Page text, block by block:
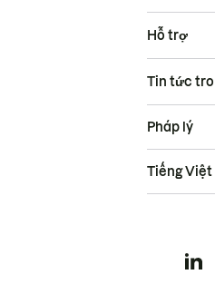
Hỗ trợ
Tin tức
Pháp lý
Tiếng Việt